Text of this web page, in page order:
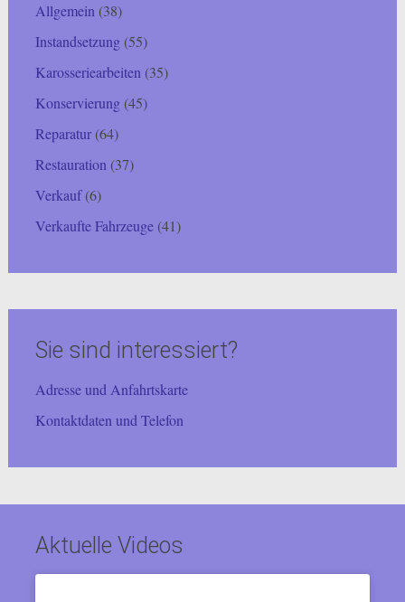
Allgemein (38)
Instandsetzung(55)
Karosseriearbeiten (35)
Konservierung(45)
Reparatur(64)
Restauration (37)
Verkauf(6)
Verkaufte Fahrzeuge(41)
Sie sind interessiert?
Adresse und Anfahrtskarte
Kontaktdaten und Telefon
Aktuelle Videos